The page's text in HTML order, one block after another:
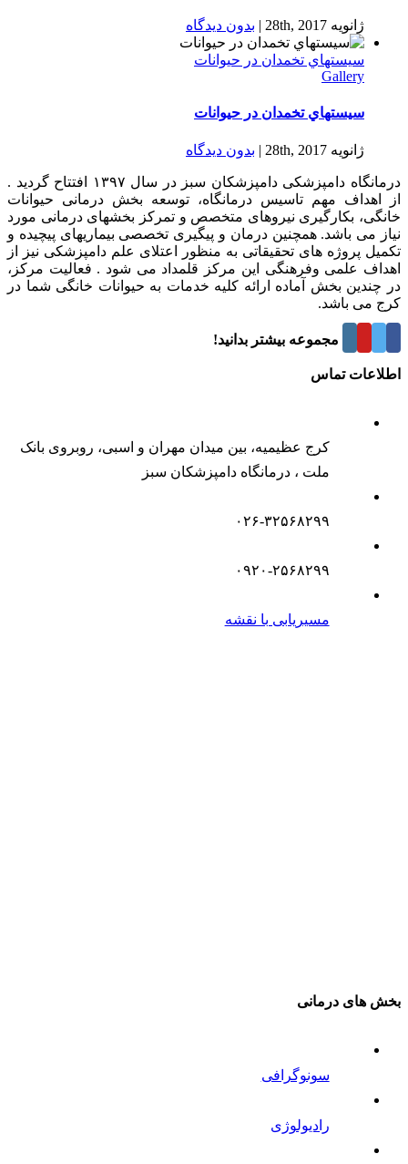
ژانویه 28th, 2017 | بدون ديدگاه
سيستهاي تخمدان در حیوانات
Gallery
سيستهاي تخمدان در حیوانات
ژانویه 28th, 2017 | بدون ديدگاه
درمانگاه دامپزشکی دامپزشکان سبز در سال ۱۳۹۷ افتتاح گردید .
از اهداف مهم تاسیس درمانگاه، توسعه بخش درمانی حیوانات
خانگی، بکارگیری نیروهای متخصص و تمرکز بخشهای درمانی مورد
نیاز می باشد. همچنین درمان و پیگیری تخصصی بیماریهای پیچیده و
تکمیل پروژه های تحقیقاتی به منظور اعتلای علم دامپزشکی نیز از
اهداف علمی وفرهنگی این مرکز قلمداد می شود . فعالیت مرکز،
در چندین بخش آماده ارائه کلیه خدمات به حیوانات خانگی شما در
کرج می باشد.
درباره این مجموعه بیشتر بدانید!
اطلاعات تماس
کرج عظیمیه، بین میدان مهران و اسبی، روبروی بانک
ملت ، درمانگاه دامپزشکان سبز
۰۲۶-۳۲۵۶۸۲۹۹
۰۹۲۰-۲۵۶۸۲۹۹
مسیریابی با نقشه
بخش های درمانی
سونوگرافی
رادیولوژی